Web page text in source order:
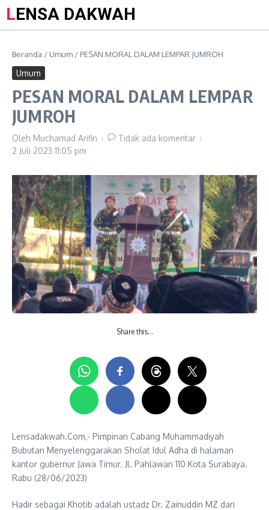
LENSA DAKWAH
Beranda / Umum / PESAN MORAL DALAM LEMPAR JUMROH
Umum
PESAN MORAL DALAM LEMPAR
JUMROH
Oleh Muchamad Arifin
Tidak ada komentar
2 Juli 2023 11:05 pm
Share this…
Lensadakwah.Com,- Pimpinan Cabang Muhammadiyah
Bubutan Menyelenggarakan Sholat Idul Adha di halaman
kantor gubernur Jawa Timur. Jl. Pahlawan 110 Kota Surabaya.
Rabu (28/06/2023)
Hadir sebagai Khotib adalah ustadz Dr. Zainuddin MZ dari